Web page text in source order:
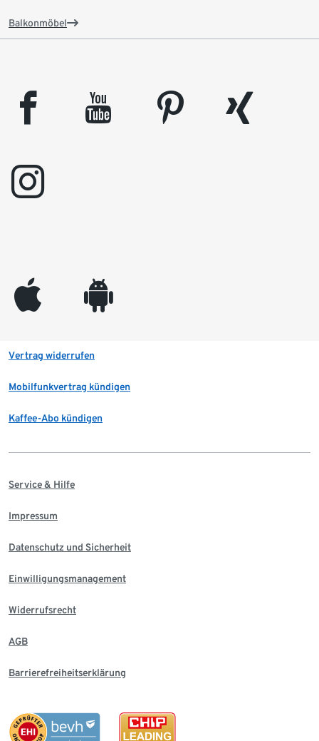
Balkonmöbel
facebook youtube pinterest
xing
instagram
appleinc android
Vertrag widerrufen
Mobilfunkvertrag kündigen
Kaffee-Abo kündigen
Service & Hilfe
Impressum
Datenschutz und Sicherheit
Einwilligungsmanagement
Widerrufsrecht
AGB
Barrierefreiheitserklärung